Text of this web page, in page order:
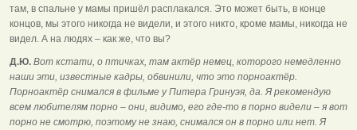
там, в спальне у мамы пришёл расплакался. Это может быть, в конце
концов, мы этого никогда не видели, и этого никто, кроме мамы, никогда не
видел. А на людях – как же, что вы?
Д.Ю. Вот кстати, о птичках, там актёр немец, которого немедленно
наши эти, известные кадры, обвинили, что это порноактёр.
Порноактёр снимался в фильме у Питера Гринуэя, да. Я рекомендую
всем любителям порно – они, видимо, его где-то в порно видели – я вот
порно не смотрю, поэтому не знаю, снимался он в порно или нет. Я